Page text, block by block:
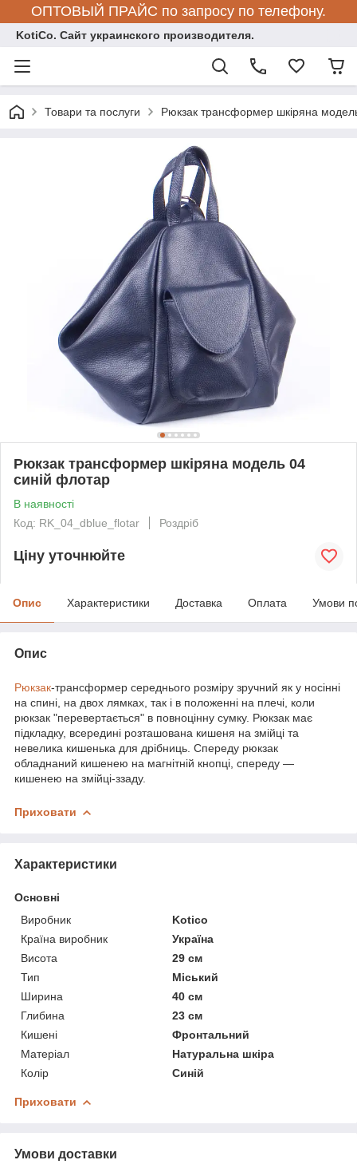
ОПТОВЫЙ ПРАЙС по запросу по телефону.
KotiCo. Сайт украинского производителя.
Товари та послуги Рюкзак трансформер шкіряна
Рюкзак трансформер шкіряна модель 04
синій флотар
В наявності
Код: RK_04_dblue_flotar
Роздріб
Ціну уточнюйте
Опис Характеристики Доставка Оплата Умови
Опис
Рюкзак-трансформер середнього розміру зручний як у носінні
на спині, на двох лямках, так і в положенні на плечі, коли
рюкзак "перевертається" в повноцінну сумку. Рюкзак має
підкладку, всередині розташована кишеня на змійці та
невелика кишенька для дрібниць. Спереду рюкзак
обладнаний кишенею на магнітній кнопці, спереду —
кишенею на змійці-ззаду.
Приховати
Характеристики
Основні
Виробник
Kotico
Країна виробник
Україна
Висота
29 см
Тип
Міський
Ширина
40 см
Глибина
23 см
Кишені
Фронтальний
Матеріал
Натуральна шкіра
Колір
Синій
Приховати
Умови доставки